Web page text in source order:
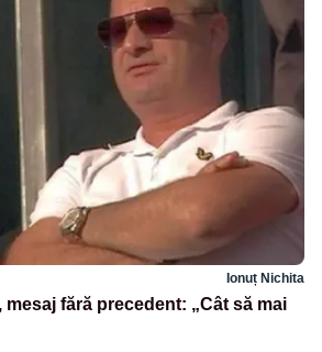
Ionuț Nichita
mesaj fără precedent: „Cât să mai